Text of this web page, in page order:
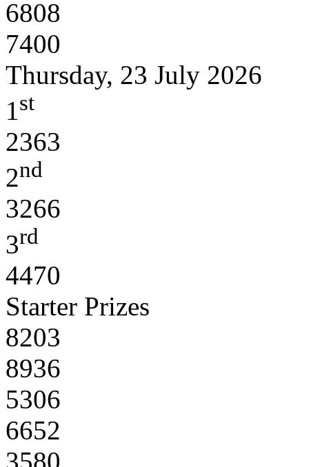
6808
7400
Thursday, 23 July 2026
1st
2363
2nd
3266
3rd
4470
Starter Prizes
8203
8936
5306
6652